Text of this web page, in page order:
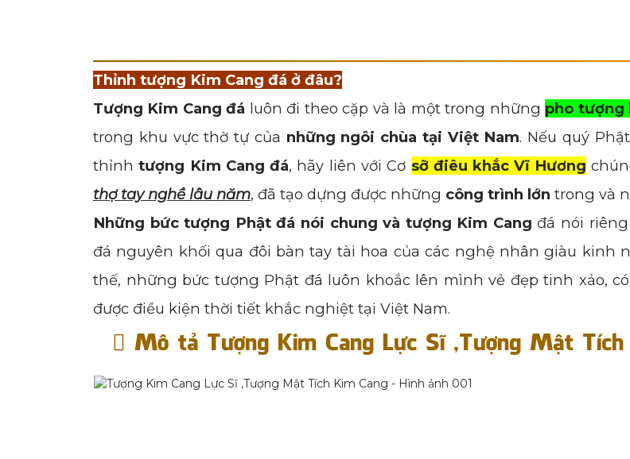
Thỉnh tượng Kim Cang đá ở đâu?
Tượng Kim Cang đá luôn đi theo cặp và là một trong những pho tượng
trong khu vực thờ tự của những ngôi chùa tại Việt Nam. Nếu quý
thỉnhtượng Kim Cang đá, hãy liên với Cơ sỡ điêu khắc Vĩ Hương
thợ tay nghề lâu năm, đã tạo dựng được những công trình lớn trong và
Những bức tượng Phật đá nói chung và tượng Kim Cang đá nói
đá nguyên khối qua đôi bàn tay tài hoa của các nghệ nhân giàu kinh
thế, những bức tượng Phật đá luôn khoắc lên mình vẻ đẹp tinh xảo,
được điều kiện thời tiết khắc nghiệt tại Việt Nam.
Mô tả Tượng Kim Cang Lực Sĩ ,Tượng Mật Tích